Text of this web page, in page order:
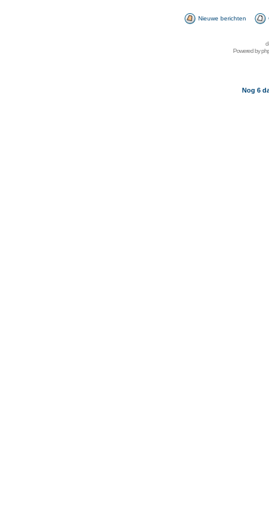
Nieuwe berichten
Powered by
Nog 6